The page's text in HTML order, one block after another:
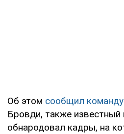
Об этом сообщил
Бровди, также
обнародовал кадры, на